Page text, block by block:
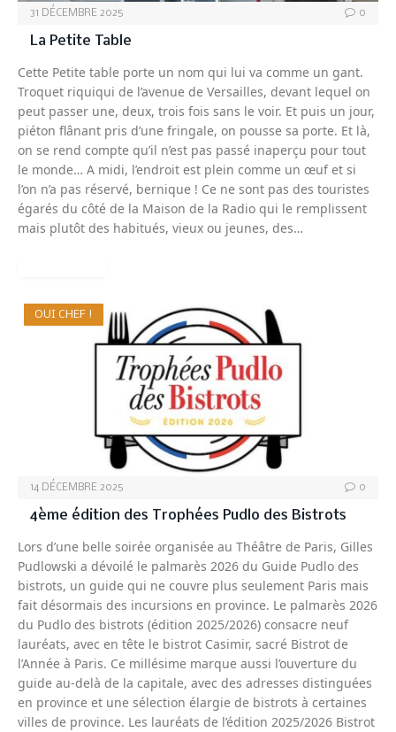
31 DÉCEMBRE 2025 0
La Petite Table
Cette Petite table porte un nom qui lui va comme un gant.
Troquet riquiqui de l’avenue de Versailles, devant lequel on
peut passer une, deux, trois fois sans le voir. Et puis un jour,
piéton flânant pris d’une fringale, on pousse sa porte. Et là,
on se rend compte qu’il n’est pas passé inaperçu pour tout
le monde… A midi, l’endroit est plein comme un œuf et si
l’on n’a pas réservé, bernique ! Ce ne sont pas des touristes
égarés du côté de la Maison de la Radio qui le remplissent
mais plutôt des habitués, vieux ou jeunes, des…
OUI CHEF !
14 DÉCEMBRE 2025 0
4ème édition des Trophées Pudlo des Bistrots
Lors d’une belle soirée organisée au Théâtre de Paris, Gilles
Pudlowski a dévoilé le palmarès 2026 du Guide Pudlo des
bistrots, un guide qui ne couvre plus seulement Paris mais
fait désormais des incursions en province. Le palmarès 2026
du Pudlo des bistrots (édition 2025/2026) consacre neuf
lauréats, avec en tête le bistrot Casimir, sacré Bistrot de
l’Année à Paris. Ce millésime marque aussi l’ouverture du
guide au-delà de la capitale, avec des adresses distinguées
en province et une sélection élargie de bistrots à certaines
villes de province. Les lauréats de l’édition 2025/2026 Bistrot